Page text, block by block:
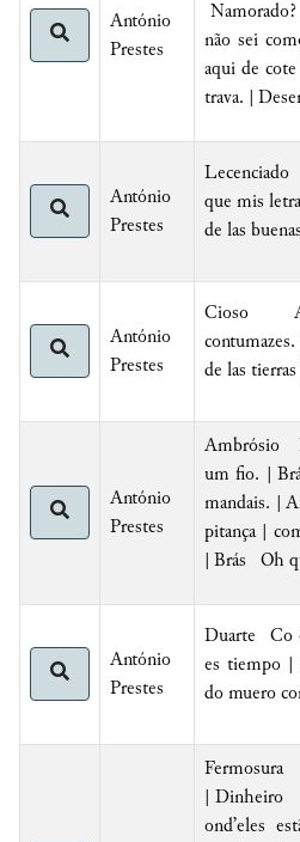
António
Prestes
não sei
aqui de cote
trava. |
António
Prestes
quemis
de las
António
Prestes
Cioso
de las
António
Prestes
Ambrósio
um fio. |
mandais. |
pitança |
| Brás Oh
António
Prestes
Duarte Co
es tiempo |
do muero
Fermosura
|
ond’eles